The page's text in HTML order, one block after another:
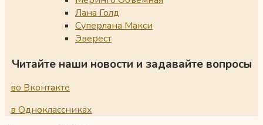
Лана Голд
Суперлана Макси
Эверест
Читайте наши новости и задавайте вопросы
во Вконтакте
в Одноклассниках